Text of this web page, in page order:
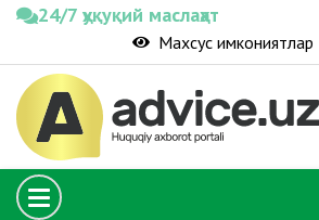
24/7 ҳуқуқий маслаҳат
Махсус имкониятлар